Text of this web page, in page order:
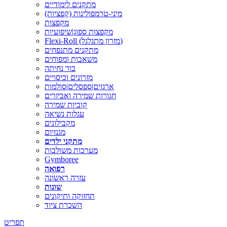
מתקנים לימודיים
מיני-טרמפולינות (קפציות)
מקפצות
מקפצות ספוג|שיפועיות
Flexi-Roll (מזרון מתגלגל)
מתקנים מתנפחים
משאבות ומפוחים
בור נחיתה
מזרונים וכיסויים
ארגזים|ספסלים|סולמות
חגורות שמירה ואביזרים
קוביות שמירה
עגלות נשיאה
מקבילונים
מגנזיום
מתקני ילדים
מערכות משולבות
Gymboree
רפואה
עזרה ראשונה
שונות
תחזוקה ותיקונים
השכרת ציוד
תפריט